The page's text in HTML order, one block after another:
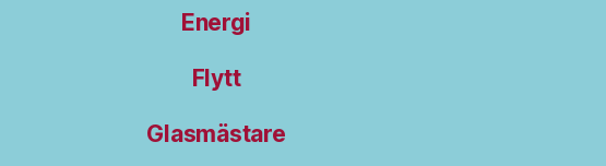
Energi
Flytt
Glasmästare